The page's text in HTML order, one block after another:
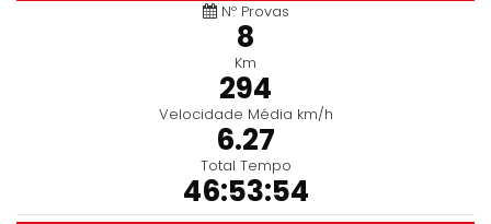
Nº Provas
8
Km
294
Velocidade Média km/h
6.27
Total Tempo
46:53:54